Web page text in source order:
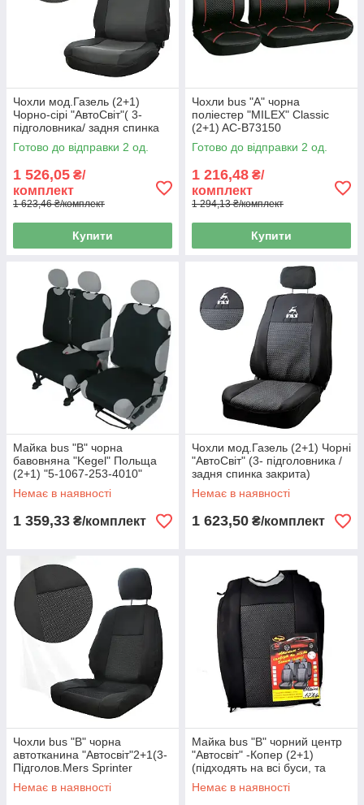
Чохли мод.Газель (2+1)
Чорно-сірі "АвтоСвіт"( 3-
підголовника/ задня спинка
закрита)
Готово до відправки 2 од.
1 526,05 ₴/
комплект
1 623,46 ₴/комплект
Купити
Чохли bus "A" чорна
поліестер "MILEX" Classic
(2+1) AC-B73150
Готово до відправки 2 од.
1 216,48 ₴/
комплект
1 294,13 ₴/комплект
Купити
Майка bus "B" чорна
бавовняна "Kegel" Польща
(2+1) "5-1067-253-4010"
Немає в наявності
1 359,33 ₴/комплект
Чохли мод.Газель (2+1) Чорні
"АвтоСвіт" (3- підголовника /
задня спинка закрита)
Немає в наявності
1 623,50 ₴/комплект
Чохли bus "B" чорна
автотканина "Автосвіт"2+1(3-
Підголов.Mers Sprinter
06-/VW Crafter 06-) без Лого
Немає в наявності
Майка bus "B" чорний центр
"Автосвіт" -Копер (2+1)
(підходять на всі буси, та
задній ряд)
Немає в наявності